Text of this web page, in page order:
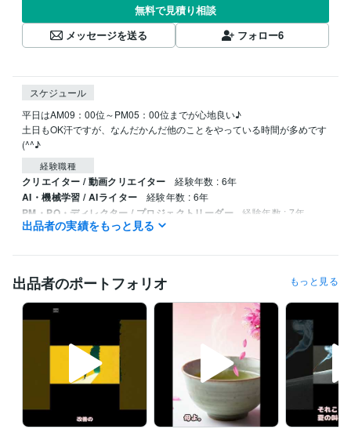
無料で見積り相談
メッセージを送る
フォロー6
スケジュール
平日はAM09：00位～PM05：00位までが心地良い♪
土日もOK汗ですが、なんだかんだ他のことをやっている時間が多めです
経験職種
クリエイター / 動画クリエイター 経験年数 : 6年
AI・機械学習 / AIライター 経験年数 : 6年
PM・PO・ディレクター / プロジェクトリーダー 経験年数 : 7年
東芳工業株式会社 2018年12月 ~ 2024年11月
受賞歴
「仕事」「記憶」「黄色い花」など
原動機付自転車免許 取得年 : 2021年
ビジネス・クリエイティブツール
ChatGPT:1年
出品者の実績をもっと見る
出品者のポートフォリオ もっと見る